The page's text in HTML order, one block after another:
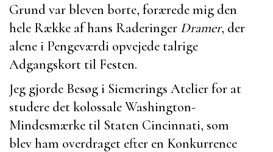
Grund var bleven borte, forærede mig den
hele Række af hans Raderinger Dramer, der
alene i Pengeværdi opvejede talrige
Adgangskort til Festen.
Jeg gjorde Besøg i Siemerings Atelier for at
studere det kolossale Washington-
Mindesmærke til Staten Cincinnati, som
blev ham overdraget efter en Konkurrence